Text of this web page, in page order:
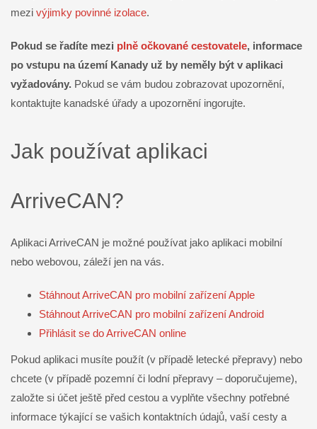
mezi výjimky povinné izolace.
Pokud se řadíte mezi plně očkované cestovatele, informace
po vstupu na území Kanady už by neměly být v aplikaci
vyžadovány. Pokud se vám budou zobrazovat upozornění,
kontaktujte kanadské úřady a upozornění ingorujte.
Jak používat aplikaci
ArriveCAN?
Aplikaci ArriveCAN je možné používat jako aplikaci mobilní
nebo webovou, záleží jen na vás.
Stáhnout ArriveCAN pro mobilní zařízení Apple
Stáhnout ArriveCAN pro mobilní zařízení Android
Přihlásit se do ArriveCAN online
Pokud aplikaci musíte použít (v případě letecké přepravy) nebo
chcete (v případě pozemní či lodní přepravy – doporučujeme),
založte si účet ještě před cestou a vyplňte všechny potřebné
informace týkající se vašich kontaktních údajů, vaší cesty a